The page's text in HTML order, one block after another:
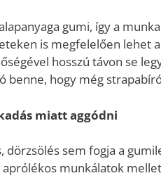
gumi, így a
is megfelelően lehet
hosszú távon se
benne, hogy még
miatt aggódni
dörzsölés sem fogja a
munkálatok